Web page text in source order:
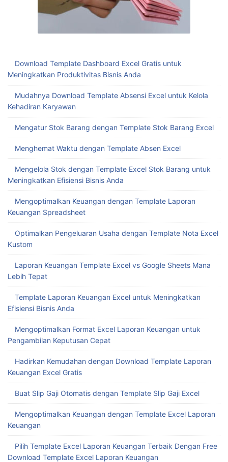
Download Template Dashboard Excel Gratis untuk
Meningkatkan Produktivitas Bisnis Anda
Mudahnya Download Template Absensi Excel untuk Kelola
Kehadiran Karyawan
Mengatur Stok Barang dengan Template Stok Barang Excel
Menghemat Waktu dengan Template Absen Excel
Mengelola Stok dengan Template Excel Stok Barang untuk
Meningkatkan Efisiensi Bisnis Anda
Mengoptimalkan Keuangan dengan Template Laporan
Keuangan Spreadsheet
Optimalkan Pengeluaran Usaha dengan Template Nota Excel
Kustom
Laporan Keuangan Template Excel vs Google Sheets Mana
Lebih Tepat
Template Laporan Keuangan Excel untuk Meningkatkan
Efisiensi Bisnis Anda
Mengoptimalkan Format Excel Laporan Keuangan untuk
Pengambilan Keputusan Cepat
Hadirkan Kemudahan dengan Download Template Laporan
Keuangan Excel Gratis
Buat Slip Gaji Otomatis dengan Template Slip Gaji Excel
Mengoptimalkan Keuangan dengan Template Excel Laporan
Keuangan
Pilih Template Excel Laporan Keuangan Terbaik Dengan Free
Download Template Excel Laporan Keuangan